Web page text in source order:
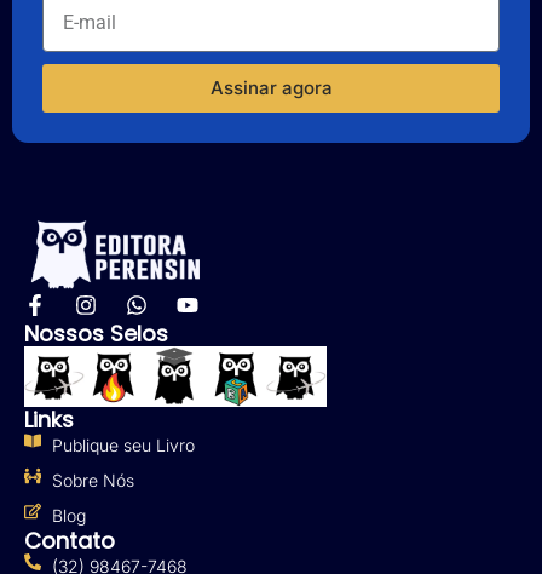
Assinar agora
Nossos Selos
Links
Publique seu Livro
Sobre Nós
Blog
Contato
(32) 98467-7468